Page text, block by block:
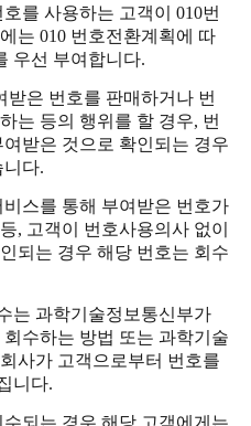
를 사용하는 고객이 010번
는 010 번호전환계획에 따
우선 부여합니다.
은 번호를 판매하거나 번
는 등의 행위를 할 경우, 번
받은 것으로 확인되는 경우
다.
스를 통해 부여받은 번호가
, 고객이 번호사용의사 없이
되는 경우 해당 번호는 회수
는 과학기술정보통신부가
수하는 방법 또는 과학기술
사가 고객으로부터 번호를
니다.
되는 경우 해당 고객에게는